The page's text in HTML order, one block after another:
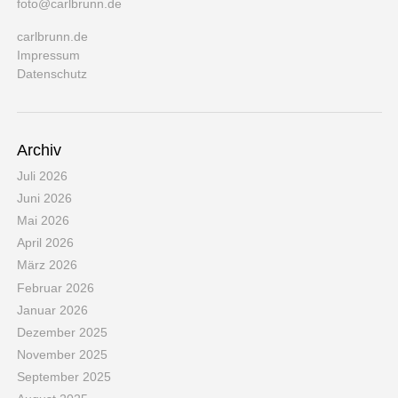
foto@carlbrunn.de
carlbrunn.de
Impressum
Datenschutz
Archiv
Juli 2026
Juni 2026
Mai 2026
April 2026
März 2026
Februar 2026
Januar 2026
Dezember 2025
November 2025
September 2025